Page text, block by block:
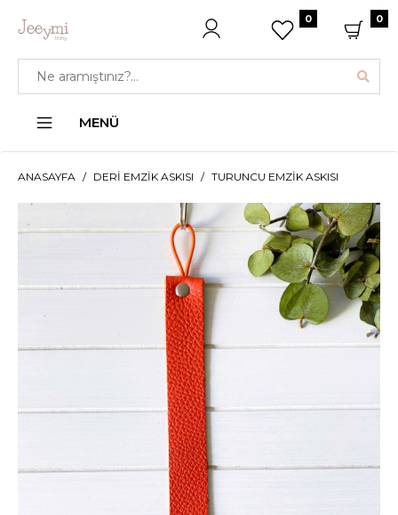
0 0
MENÜ
ANASAYFA DERI EMZIK ASKISI TURUNCU EMZIK ASKISI